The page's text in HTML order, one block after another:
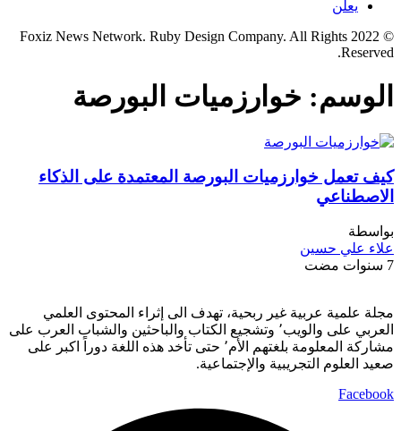
يعلن
© 2022 Foxiz News Network. Ruby Design Company. All Rights
Reserved.
الوسم: خوارزميات البورصة
كيف تعمل خوارزميات البورصة المعتمدة على الذكاء
الاصطناعي
بواسطة
علاء علي حسين
7 سنوات مضت
مجلة علمية عربية غير ربحية، تهدف الى إثراء المحتوى العلمي
العربي على والويب٬ وتشجيع الكتاب والباحثين والشباب العرب على
مشاركة المعلومة بلغتهم الأم٬ حتى تأخد هذه اللغة دوراً اكبر على
صعيد العلوم التجريبية والإجتماعية.
Facebook